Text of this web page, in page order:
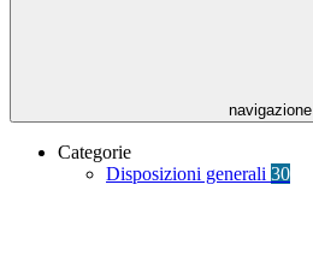
navigazione
Categorie
Disposizioni generali 30